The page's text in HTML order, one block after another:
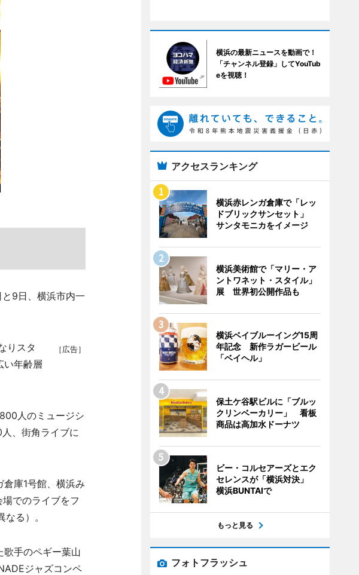
9日、横浜市内一
［広告］
りスタ
い年齢層
人のミュージシ
、街角ライブに
庫1号館、横浜み
でのライブをフ
る）。
手のペギー葉山
ジャズコンペ
横浜の最新ニュースを動画で！
「チャンネル登録」してYouTub
eを視聴！
アクセスランキング
横浜赤レンガ倉庫で「レッ
ドブリックサンセット」
サンタモニカをイメージ
横浜美術館で「マリー・ア
ントワネット・スタイル」
展 世界初公開作品も
横浜ベイブルーイング15周
年記念 新作ラガービール
「ベイヘル」
保土ケ谷駅ビルに「ブルッ
クリンベーカリー」 看板
商品は高加水ドーナツ
ビー・コルセアーズとエク
セレンスが「横浜対決」
横浜BUNTAIで
もっと見る
フォトフラッシュ